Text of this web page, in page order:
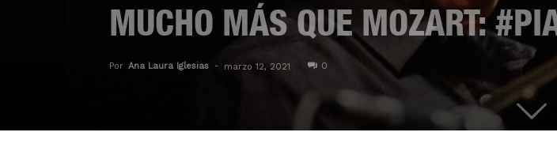
MUCHO MÁS QUE MOZART:
Por Ana Laura Iglesias - marzo 12, 2021 0